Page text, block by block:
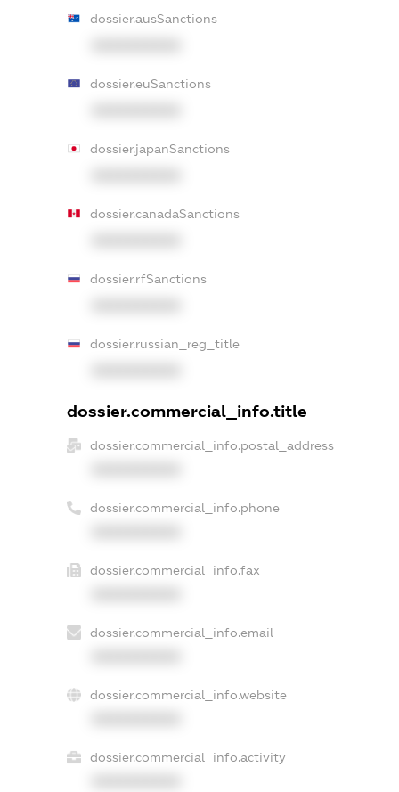
dossier.ausSanctions
dossier.euSanctions
dossier.japanSanctions
dossier.canadaSanctions
dossier.rfSanctions
dossier.russian_reg_title
dossier.commercial_info.title
dossier.commercial_info.postal_address
dossier.commercial_info.phone
dossier.commercial_info.fax
dossier.commercial_info.email
dossier.commercial_info.website
dossier.commercial_info.activity